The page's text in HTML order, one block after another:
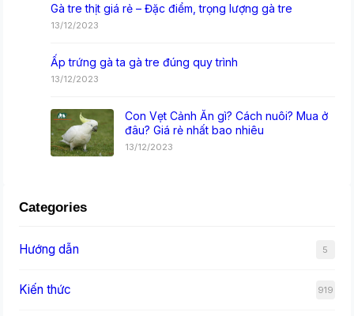
Gà tre thịt giá rẻ – Đặc điểm, trọng lượng gà tre
13/12/2023
Ấp trứng gà ta gà tre đúng quy trình
13/12/2023
Con Vẹt Cảnh Ăn gì? Cách nuôi? Mua ở
đâu? Giá rẻ nhất bao nhiêu
13/12/2023
Categories
Hướng dẫn 5
Kiến thức 919